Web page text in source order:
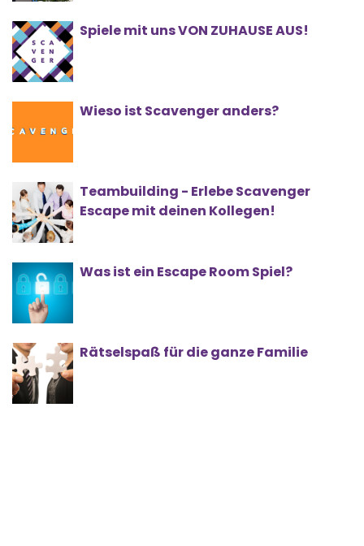
Spiele mit uns VON ZUHAUSE AUS!
Wieso ist Scavenger anders?
Teambuilding - Erlebe Scavenger
Escape mit deinen Kollegen!
Was ist ein Escape Room Spiel?
Rätselspaß für die ganze Familie